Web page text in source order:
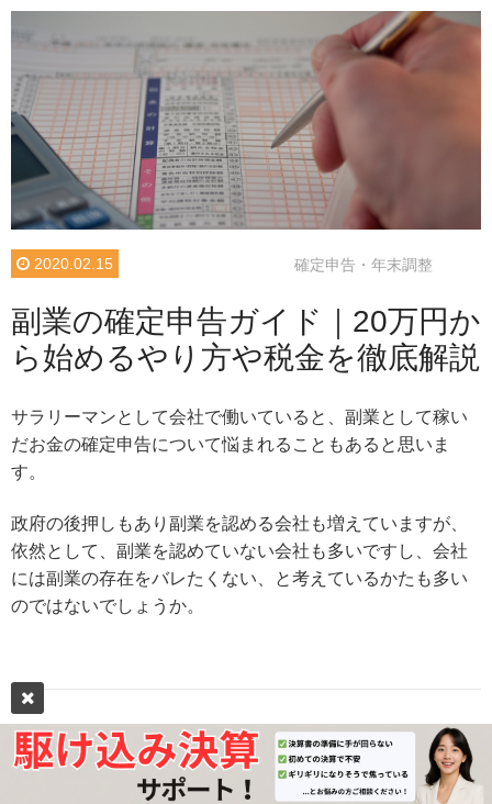
2020.02.15 確定申告・年末調整
副業の確定申告ガイド｜20万円か
ら始めるやり方や税金を徹底解説
サラリーマンとして会社で働いていると、副業として稼い
だお金の確定申告について悩まれることもあると思いま
す。
政府の後押しもあり副業を認める会社も増えていますが、
依然として、副業を認めていない会社も多いですし、会社
には副業の存在をバレたくない、と考えているかたも多い
のではないでしょうか。